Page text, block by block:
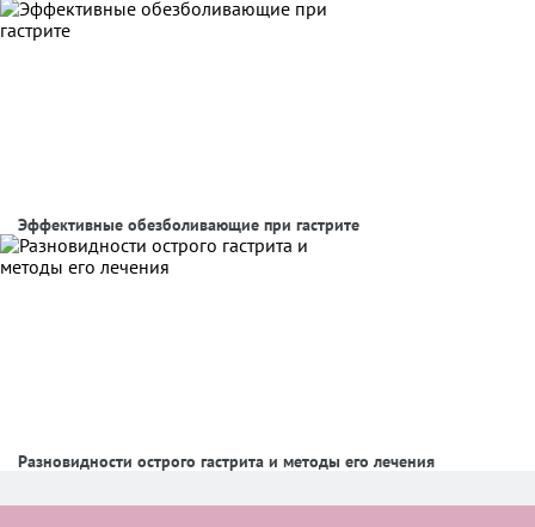
Эффективные обезболивающие при гастрите
Разновидности острого гастрита и методы его лечения